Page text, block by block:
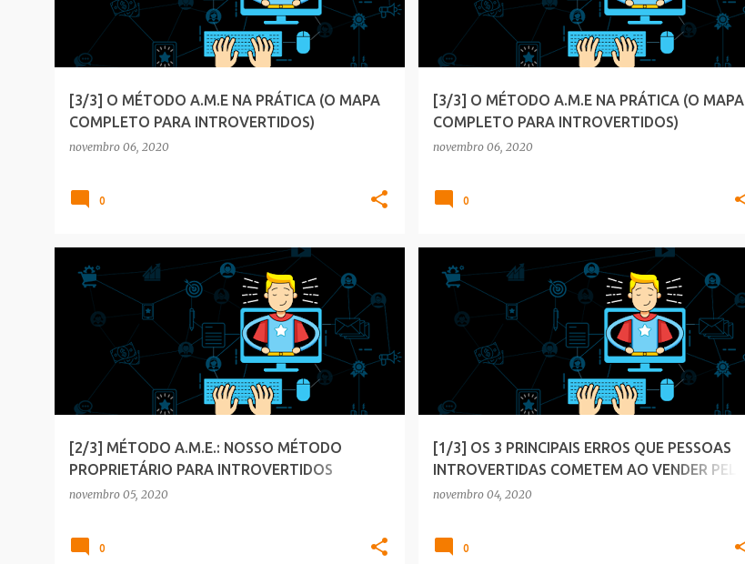
[3/3] O MÉTODO A.M.E NA PRÁTICA (O MAPA
COMPLETO PARA INTROVERTIDOS)
novembro 06, 2020
0
[3/3] O MÉTODO A.M.E NA PRÁTICA (O MAPA
COMPLETO PARA INTROVERTIDOS)
novembro 06, 2020
0
[2/3] MÉTODO A.M.E.: NOSSO MÉTODO
PROPRIETÁRIO PARA INTROVERTIDOS
ACERTAREM NO MARKETING E VENDAS
novembro 05, 2020
BLOGGER
0
[1/3] OS 3 PRINCIPAIS ERROS QUE PESSOAS
INTROVERTIDAS COMETEM AO VENDER PELA
INTERNET
novembro 04, 2020
BLOGGER
0